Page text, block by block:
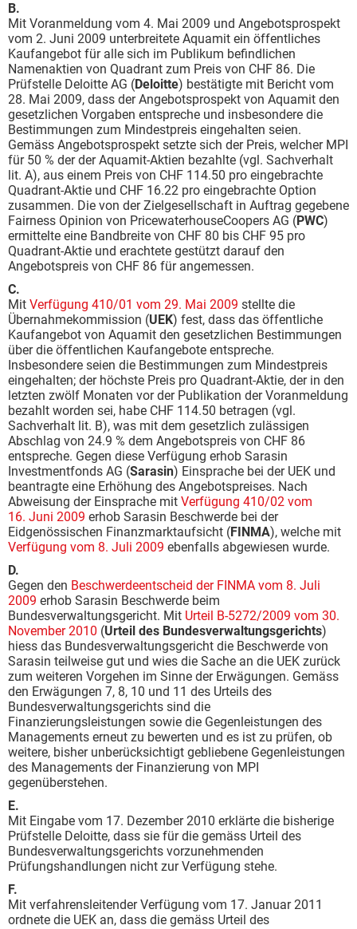
B.
Mit Voranmeldung vom 4. Mai 2009 und Angebotsprospekt
vom 2. Juni 2009 unterbreitete Aquamit ein öffentliches
Kaufangebot für alle sich im Publikum befindlichen
Namenaktien von Quadrant zum Preis von CHF 86. Die
Prüfstelle Deloitte AG (Deloitte) bestätigte mit Bericht vom
28. Mai 2009, dass der Angebotsprospekt von Aquamit den
gesetzlichen Vorgaben entspreche und insbesondere die
Bestimmungen zum Mindestpreis eingehalten seien.
Gemäss Angebotsprospekt setzte sich der Preis, welcher MPI
für 50 % der der Aquamit-Aktien bezahlte (vgl. Sachverhalt
lit. A), aus einem Preis von CHF 114.50 pro eingebrachte
Quadrant-Aktie und CHF 16.22 pro eingebrachte Option
zusammen. Die von der Zielgesellschaft in Auftrag gegebene
Fairness Opinion von PricewaterhouseCoopers AG (PWC)
ermittelte eine Bandbreite von CHF 80 bis CHF 95 pro
Quadrant-Aktie und erachtete gestützt darauf den
Angebotspreis von CHF 86 für angemessen.
C.
Mit Verfügung 410/01 vom 29. Mai 2009 stellte die
Übernahmekommission (UEK) fest, dass das öffentliche
Kaufangebot von Aquamit den gesetzlichen Bestimmungen
über die öffentlichen Kaufangebote entspreche.
Insbesondere seien die Bestimmungen zum Mindestpreis
eingehalten; der höchste Preis pro Quadrant-Aktie, der in den
letzten zwölf Monaten vor der Publikation der Voranmeldung
bezahlt worden sei, habe CHF 114.50 betragen (vgl.
Sachverhalt lit. B), was mit dem gesetzlich zulässigen
Abschlag von 24.9 % dem Angebotspreis von CHF 86
entspreche. Gegen diese Verfügung erhob Sarasin
Investmentfonds AG (Sarasin) Einsprache bei der UEK und
beantragte eine Erhöhung des Angebotspreises. Nach
Abweisung der Einsprache mit Verfügung 410/02 vom
16. Juni 2009 erhob Sarasin Beschwerde bei der
Eidgenössischen Finanzmarktaufsicht (FINMA), welche mit
Verfügung vom 8. Juli 2009 ebenfalls abgewiesen wurde.
D.
Gegen den Beschwerdeentscheid der FINMA vom 8. Juli
2009 erhob Sarasin Beschwerde beim
Bundesverwaltungsgericht. Mit Urteil B-5272/2009 vom 30.
November 2010 (Urteil des Bundesverwaltungsgerichts)
hiess das Bundesverwaltungsgericht die Beschwerde von
Sarasin teilweise gut und wies die Sache an die UEK zurück
zum weiteren Vorgehen im Sinne der Erwägungen. Gemäss
den Erwägungen 7, 8, 10 und 11 des Urteils des
Bundesverwaltungsgerichts sind die
Finanzierungsleistungen sowie die Gegenleistungen des
Managements erneut zu bewerten und es ist zu prüfen, ob
weitere, bisher unberücksichtigt gebliebene Gegenleistungen
des Managements der Finanzierung von MPI
gegenüberstehen.
E.
Mit Eingabe vom 17. Dezember 2010 erklärte die bisherige
Prüfstelle Deloitte, dass sie für die gemäss Urteil des
Bundesverwaltungsgerichts vorzunehmenden
Prüfungshandlungen nicht zur Verfügung stehe.
F.
Mit verfahrensleitender Verfügung vom 17. Januar 2011
ordnete die UEK an, dass die gemäss Urteil des